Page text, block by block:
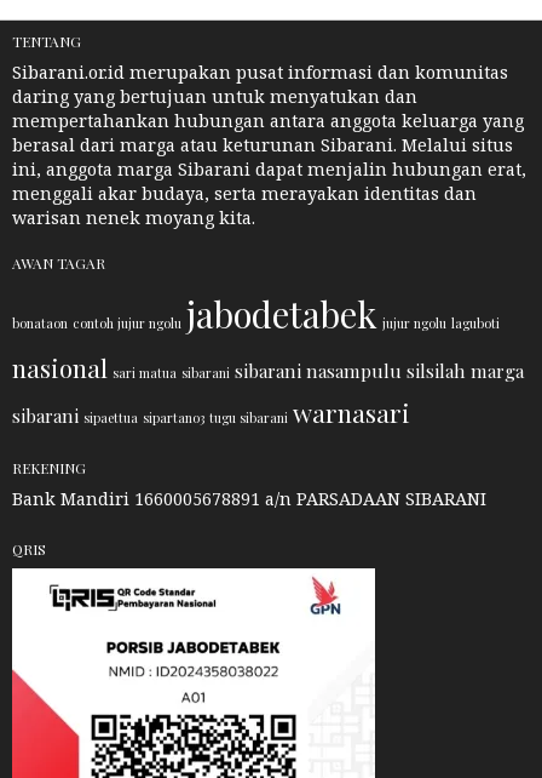
TENTANG
Sibarani.or.id merupakan pusat informasi dan komunitas
daring yang bertujuan untuk menyatukan dan
mempertahankan hubungan antara anggota keluarga yang
berasal dari marga atau keturunan Sibarani. Melalui situs
ini, anggota marga Sibarani dapat menjalin hubungan erat,
menggali akar budaya, serta merayakan identitas dan
warisan nenek moyang kita.
AWAN TAGAR
bonataon contoh jujur ngolu jabodetabek jujur ngolu laguboti
nasional sari matua sibarani sibarani nasampulu silsilah marga
sibarani sipaettua sipartano3 tugu sibarani warnasari
REKENING
Bank Mandiri 1660005678891 a/n PARSADAAN SIBARANI
QRIS